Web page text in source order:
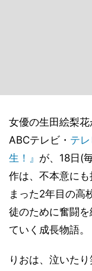
女優の生田絵梨
ABCテレビ・ テレ
生！』 が、18日(
作は、不本意に
まった2年目の高
徒のために奮闘
ていく成長物語。
りおは、泣いた